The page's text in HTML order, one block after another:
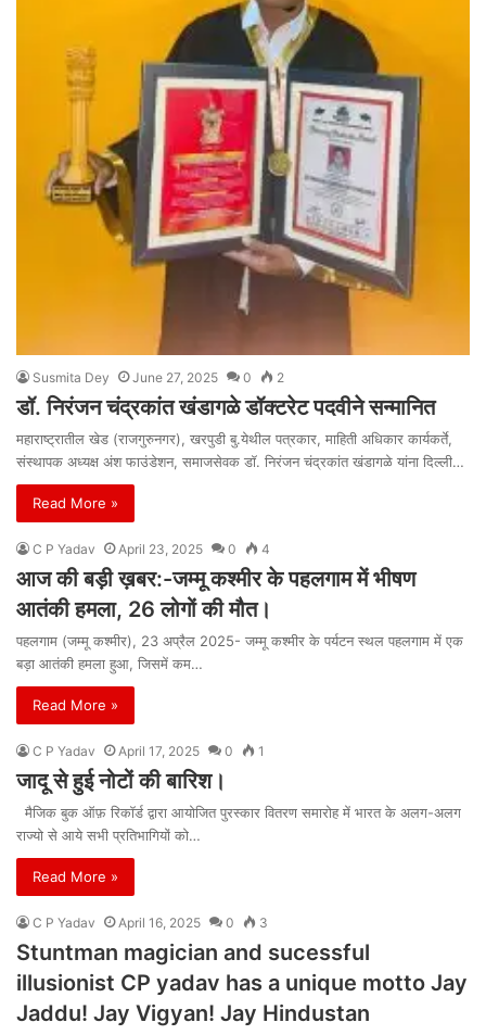
Susmita Dey June 27, 2025 0 2
डॉ. निरंजन चंद्रकांत खंडागळे डॉक्टरेट पदवीने सन्मानित
महाराष्ट्रातील खेड (राजगुरुनगर), खरपुडी बु.येथील पत्रकार, माहिती अधिकार कार्यकर्ते,
संस्थापक अध्यक्ष अंश फाउंडेशन, समाजसेवक डॉ. निरंजन चंद्रकांत खंडागळे यांना दिल्ली…
Read More »
C P Yadav April 23, 2025 0 4
आज की बड़ी ख़बर:-जम्मू कश्मीर के पहलगाम में भीषण
आतंकी हमला, 26 लोगों की मौत।
पहलगाम (जम्मू कश्मीर), 23 अप्रैल 2025- जम्मू कश्मीर के पर्यटन स्थल पहलगाम में एक
बड़ा आतंकी हमला हुआ, जिसमें कम…
Read More »
C P Yadav April 17, 2025 0 1
जादू से हुई नोटों की बारिश।
मैजिक बुक ऑफ़ रिकॉर्ड द्वारा आयोजित पुरस्कार वितरण समारोह में भारत के अलग-अलग
राज्यो से आये सभी प्रतिभागियों को…
Read More »
C P Yadav April 16, 2025 0 3
Stuntman magician and sucessful
illusionist CP yadav has a unique motto Jay
Jaddu! Jay Vigyan! Jay Hindustan